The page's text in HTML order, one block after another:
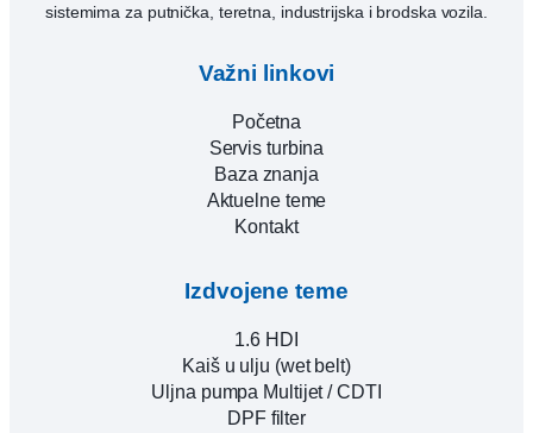
sistemima za putnička, teretna, industrijska i brodska vozila.
Važni linkovi
Početna
Servis turbina
Baza znanja
Aktuelne teme
Kontakt
Izdvojene teme
1.6 HDI
Kaiš u ulju (wet belt)
Uljna pumpa Multijet / CDTI
DPF filter